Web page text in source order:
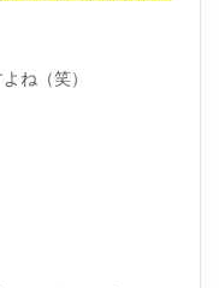
ね（笑）